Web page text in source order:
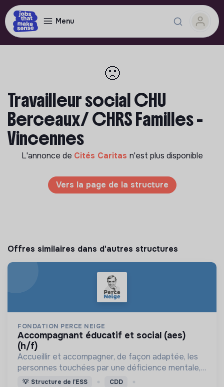
Menu
🙁
Travailleur social CHU
Berceaux/ CHRS Familles -
Vincennes
L'annonce de Cités Caritas n'est plus disponible
Vers la page de la structure
Offres similaires dans d'autres structures
FONDATION PERCE NEIGE
accompagnant éducatif et social (aes)
(h/f)
Accueillir et accompagner, de façon adaptée, les
personnes touchées par une déficience mentale,
un handicap physique ou psychique
💡 Structure de l’ESS CDD